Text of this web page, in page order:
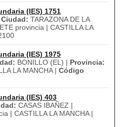
(IES) 1751
Ciudad: TARAZONA DE LA
provincia | CASTILLA LA
(IES) 1975
BONILLO (EL) | Provincia:
LA MANCHA | Código
(IES) 403
CASAS IBAÑEZ |
| CASTILLA LA MANCHA |